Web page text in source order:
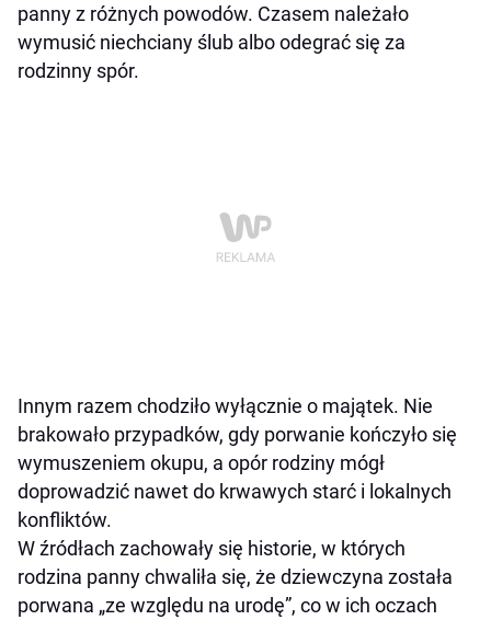
panny z różnych powodów. Czasem należało
wymusić niechciany ślub albo odegrać się za
rodzinny spór.
Innym razem chodziło wyłącznie o majątek. Nie
brakowało przypadków, gdy porwanie kończyło się
wymuszeniem okupu, a opór rodziny mógł
doprowadzić nawet do krwawych starć i lokalnych
konfliktów.
W źródłach zachowały się historie, w których
rodzina panny chwaliła się, że dziewczyna została
porwana „ze względu na urodę”, co w ich oczach